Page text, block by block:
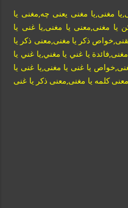
مغنی,یا مغنی یعنی چه,مغنی یا
یا مغنی,معنی یا مغنی,یا غنی یا
ذکر یا مغنی,معنی ذکر یا
يا غني يا مغني,يا غني يا
یا غنی یا مغنی,یا غنی یا
کلمه یا مغنی,معنی ذکر یا غنی